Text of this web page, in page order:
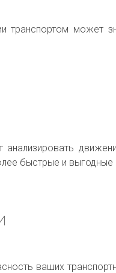
транспортом может
быстрые и
ваших